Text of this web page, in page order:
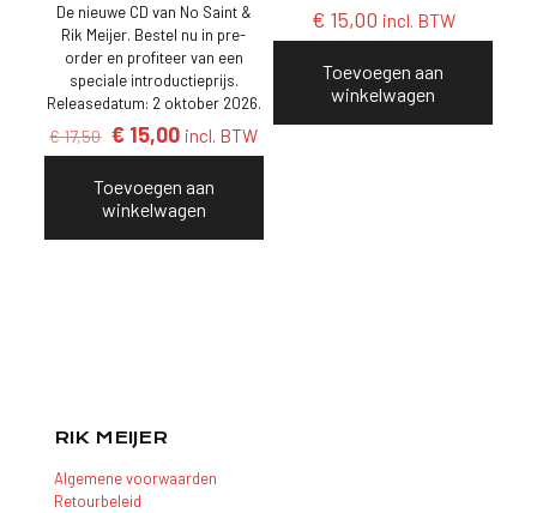
De nieuwe CD van No Saint &
Rik Meijer. Bestel nu in pre-
order en profiteer van een
speciale introductieprijs.
Releasedatum: 2 oktober 2026.
€17,50 Oorspronkelijke
prijs
was:
€ 17,50.
€ 15,00Huidige
prijs
is:
€ 15,00.
incl. BTW
Toevoegen aan
winkelwagen
€ 15,00 incl. BTW
Toevoegen aan
winkelwagen
RIK MEIJER
Algemene voorwaarden
Retourbeleid